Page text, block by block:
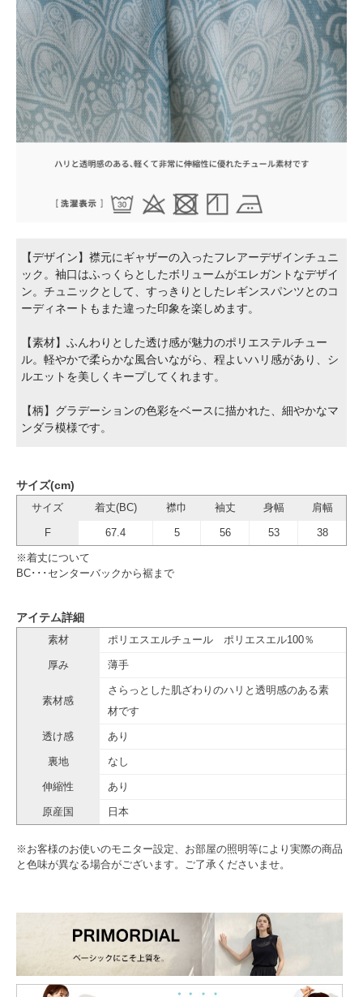
【デザイン】襟元にギャザーの入ったフレアーデザインチュニ
ック。袖口はふっくらとしたボリュームがエレガントなデザイ
ン。チュニックとして、すっきりとしたレギンスパンツとのコ
ーディネートもまた違った印象を楽しめます。
【素材】ふんわりとした透け感が魅力のポリエステルチュー
ル。軽やかで柔らかな風合いながら、程よいハリ感があり、シ
ルエットを美しくキープしてくれます。
【柄】グラデーションの色彩をベースに描かれた、細やかなマ
ンダラ模様です。
サイズ(cm)
サイズ 着丈(BC) 襟巾 袖丈 身幅 肩幅
F 67.4 5 56 53 38
※着丈について
BC･･･センターバックから裾まで
アイテム詳細
素材 ポリエスエルチュール ポリエスエル100％
厚み 薄手
素材感
さらっとした肌ざわりのハリと透明感のある素
材です
透け感 あり
裏地 なし
伸縮性 あり
原産国 日本
※お客様のお使いのモニター設定、お部屋の照明等により実際の商品
と色味が異なる場合がございます。ご了承くださいませ。